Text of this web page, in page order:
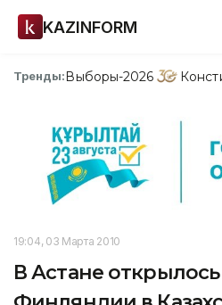
KAZINFORM
Тренды:Выборы-2026
19:04, 03 Марта 2010
В Астане